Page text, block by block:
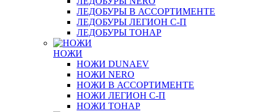
ЛЕДОБУРЫ В АССОРТИМЕНТЕ
ЛЕДОБУРЫ ЛЕГИОН С-П
ЛЕДОБУРЫ ТОНАР
НОЖИ
НОЖИ DUNAEV
НОЖИ NERO
НОЖИ В АССОРТИМЕНТЕ
НОЖИ ЛЕГИОН С-П
НОЖИ ТОНАР